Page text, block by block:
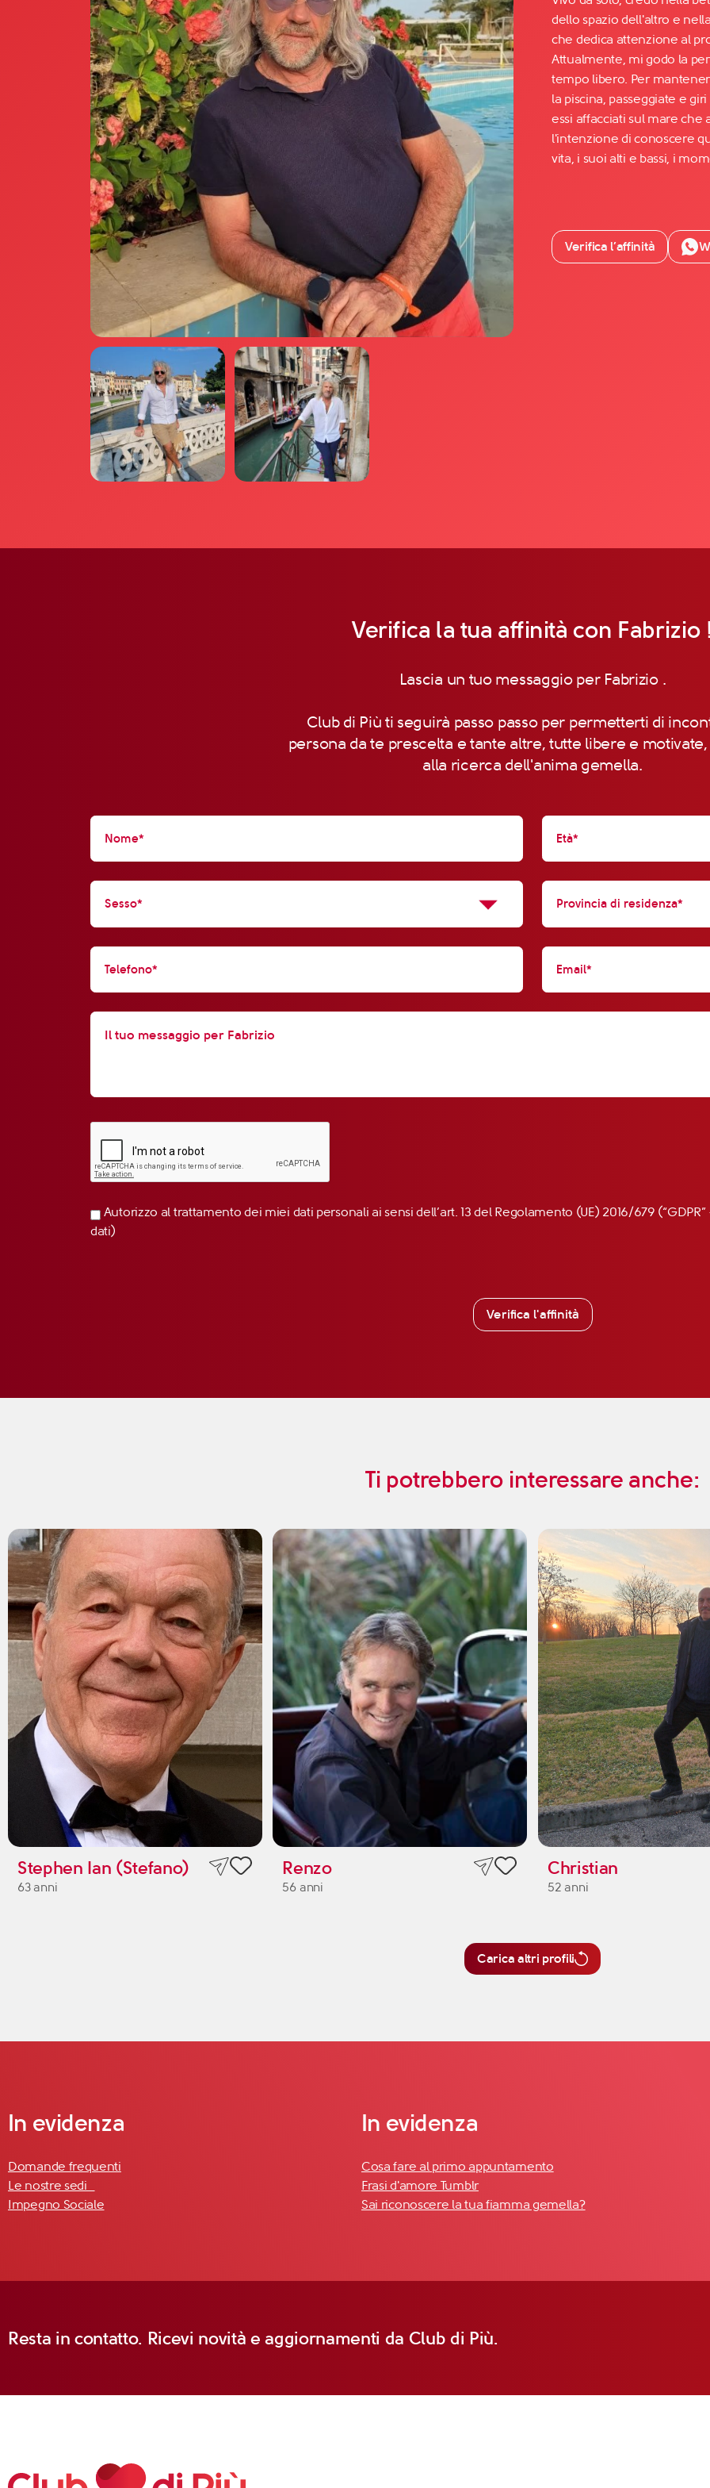
Facebook
YouTube
Instagram
TikTok
dello spazio dell'altro e
che dedica attenzione al
Attualmente, mi godo la
tempo libero. Per
la piscina, passeggiate e
essi affacciati sul mare che
l'intenzione di conoscere
vita, i suoi alti e bassi, i
Verifica l’affinità
Verifica la tua affinità con Fabrizio
Lascia un tuo messaggio per Fabrizio .
Club di Più ti seguirà passo passo per permetterti di
persona da te prescelta e tante altre, tutte libere e
alla ricerca dell'anima gemella.
Autorizzo al trattamento dei miei dati personali ai sensi dell’art. 13 del Regolamento (UE) 2016/679
dati)
Verifica l'affinità
Ti potrebbero interessare anche:
Stephen Ian (Stefano)
63 anni
Renzo
56 anni
Christian
52 anni
Carica altri profili
In evidenza
Domande frequenti
Le nostre sedi
Impegno Sociale
In evidenza
Cosa fare al primo appuntamento
Frasi d'amore Tumblr
Sai riconoscere la tua fiamma gemella?
Resta in contatto. Ricevi novità e aggiornamenti da Club di Più.